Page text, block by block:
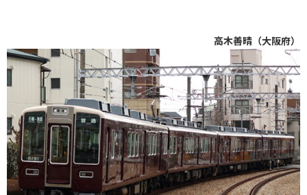
高木善晴（大阪府）